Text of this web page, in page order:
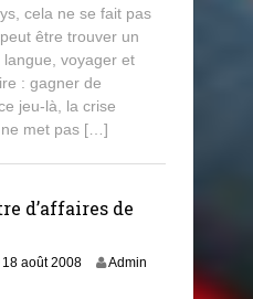
cela ne se fait pas
être trouver un
voyager et
: gagner de
jeu-là, la crise
met pas […]
d’affaires de
18 août 2008
Admin